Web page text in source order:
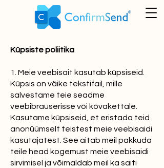
Küpsiste poliitika
1. Meie veebisait kasutab küpsiseid.
Küpsis on väike tekstifail, mille
salvestame teie seadme
veebibrauserisse või kõvakettale.
Kasutame küpsiseid, et eristada teid
anonüümselt teistest meie veebisaidi
kasutajatest. See aitab meil pakkuda
teile head kogemust meie veebisaidi
sirvimisel ja võimaldab meil ka saiti